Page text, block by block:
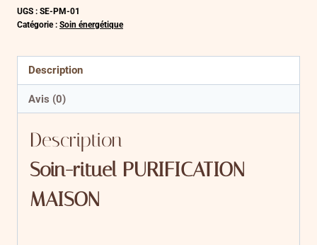
rituel
MAISON
UGS : SE-PM-01
Catégorie : Soin énergétique
Description
Avis (0)
Description
Soin-rituel PURIFICATION
MAISON